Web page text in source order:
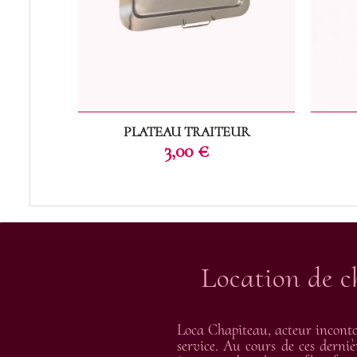
PLATEAU TRAITEUR
Prix
3,00 €
Location de
Loca Chapiteau, acteur
service. Au cours de ces